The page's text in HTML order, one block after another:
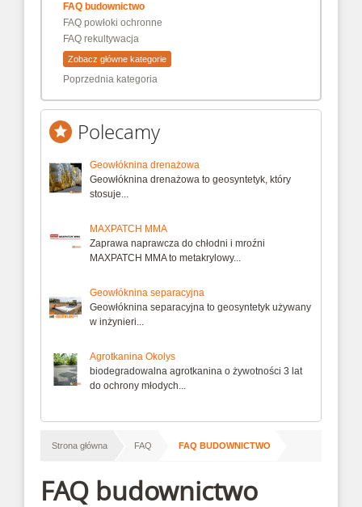
FAQ budownictwo
FAQ powłoki ochronne
FAQ rekultywacja
Zobacz główne kategorie
Poprzednia kategoria
Polecamy
Geowłóknina drenażowa
Geowłóknina drenażowa to geosyntetyk, który
stosuje...
MAXPATCH MMA
Zaprawa naprawcza do chłodni i mroźni
MAXPATCH MMA to metakrylowy...
Geowłóknina separacyjna
Geowłóknina separacyjna to geosyntetyk używany
w inżynieri...
Agrotkanina Okolys
biodegradowalna agrotkanina o żywotności 3 lat
do ochrony młodych...
Strona główna FAQ FAQ BUDOWNICTWO
FAQ budownictwo